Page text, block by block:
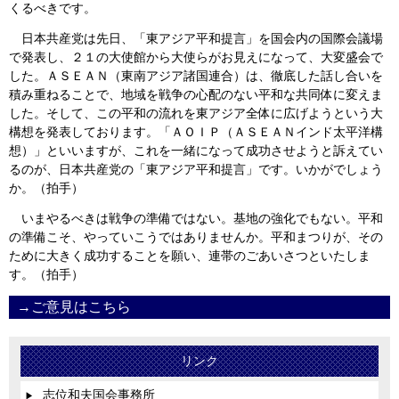
くるべきです。
日本共産党は先日、「東アジア平和提言」を国会内の国際会議場
で発表し、２１の大使館から大使らがお見えになって、大変盛会で
した。ＡＳＥＡＮ（東南アジア諸国連合）は、徹底した話し合いを
積み重ねることで、地域を戦争の心配のない平和な共同体に変えま
した。そして、この平和の流れを東アジア全体に広げようという大
構想を発表しております。「ＡＯＩＰ（ＡＳＥＡＮインド太平洋構
想）」といいますが、これを一緒になって成功させようと訴えてい
るのが、日本共産党の「東アジア平和提言」です。いかがでしょう
か。（拍手）
いまやるべきは戦争の準備ではない。基地の強化でもない。平和
の準備こそ、やっていこうではありませんか。平和まつりが、その
ために大きく成功することを願い、連帯のごあいさつといたしま
す。（拍手）
→ご意見はこちら
リンク
▶ 志位和夫国会事務所